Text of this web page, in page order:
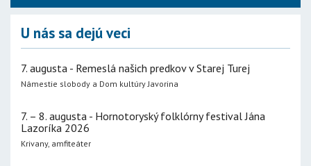
U nás sa dejú veci
7. augusta - Remeslá našich predkov v Starej Turej
Námestie slobody a Dom kultúry Javorina
7. – 8. augusta - Hornotoryský folklórny festival Jána
Lazoríka 2026
Krivany, amfiteáter